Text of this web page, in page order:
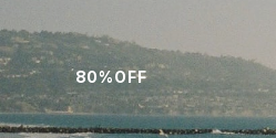
80%OFF